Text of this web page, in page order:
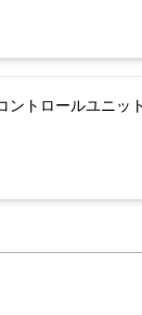
トロールユニッ